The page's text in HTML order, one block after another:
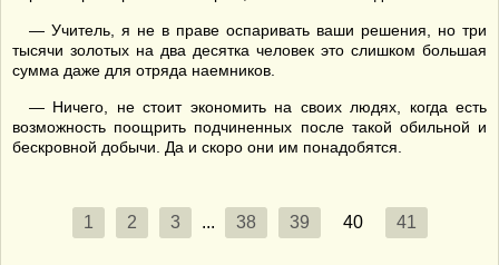
— Учитель, я не в праве оспаривать ваши решения, но три
тысячи золотых на два десятка человек это слишком большая
сумма даже для отряда наемников.
— Ничего, не стоит экономить на своих людях, когда есть
возможность поощрить подчиненных после такой обильной и
бескровной добычи. Да и скоро они им понадобятся.
1 2 3 ... 38 39 40 41